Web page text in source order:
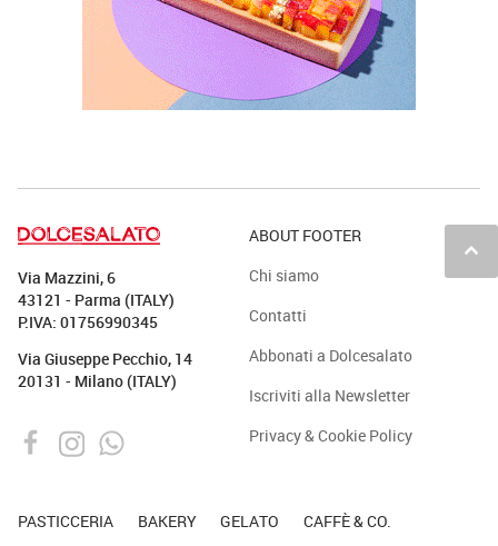
keyboard_arrow_up
Via Mazzini, 6
43121 - Parma (ITALY)
P.IVA: 01756990345
Via Giuseppe Pecchio, 14
20131 - Milano (ITALY)
ABOUT FOOTER
Chi siamo
Contatti
Abbonati a Dolcesalato
Iscriviti alla Newsletter
Privacy & Cookie Policy
PASTICCERIA BAKERY GELATO CAFFÈ & CO.